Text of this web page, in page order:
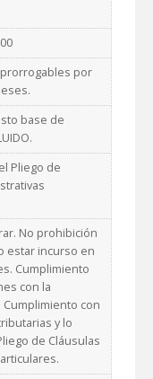
por
base de
Pliego de
No prohibición
estar incurso en
Cumplimiento
con la
Cumplimiento con
y lo
de Cláusulas